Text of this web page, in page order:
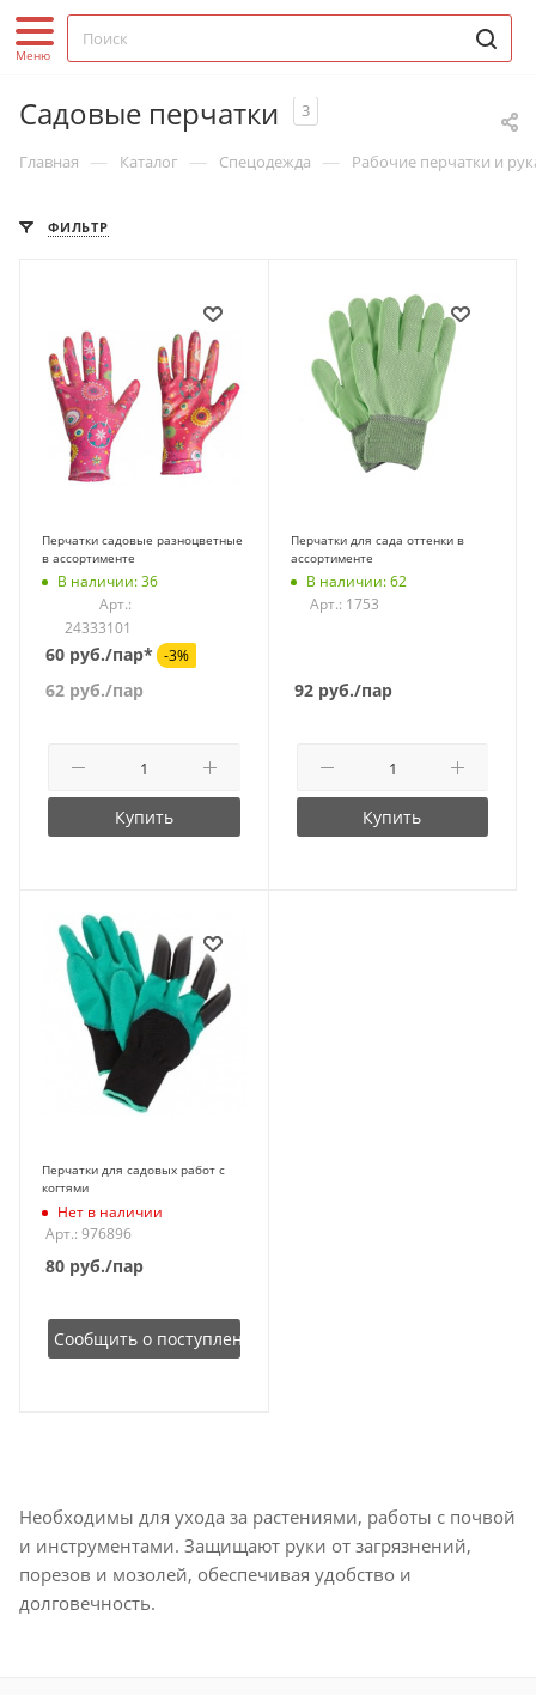
Садовые перчатки 3
Главная — Каталог — Спецодежда — Рабочие перчатки и
ФИЛЬТР
Перчатки садовые разноцветные
в ассортименте
В наличии: 36
Арт.:
24333101
60 руб./пар* -3%
62 руб./пар
Купить
Перчатки для сада оттенки в
ассортименте
В наличии: 62
Арт.: 1753
92руб./пар
Купить
Перчатки для садовых работ с
когтями
Нет в наличии
Арт.: 976896
80 руб./пар
Сообщить о поступлении
Необходимы для ухода за растениями, работы с почвой
и инструментами. Защищают руки от загрязнений,
порезов и мозолей, обеспечивая удобство и
долговечность.